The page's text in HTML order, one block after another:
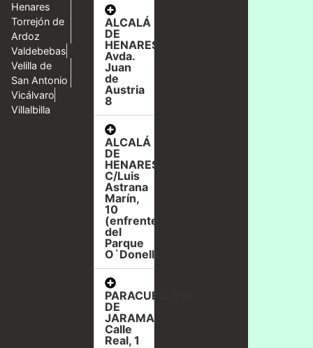
Henares
Torrejón de
Ardoz
Valdebebas
Velilla de
San Antonio
Vicálvaro
Villalbilla
ALCALÁ
DE
HENARES,
Avda.
Juan
de
Austria
8
ALCALÁ
DE
HENARES,
C/Luis
Astrana
Marín,
10
(enfrente
del
Parque
O`Donell)
PARACUELLOS
DE
JARAMA,
Calle
Real, 1